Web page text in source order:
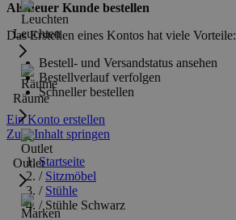
Leuchten
Räume
Outlet
Als neuer Kunde bestellen
Das Erstellen eines Kontos hat viele Vorteile:
Bestell- und Versandstatus ansehen
Bestellverlauf verfolgen
Schneller bestellen
Ein Konto erstellen
Zum Inhalt springen
Startseite
/ Sitzmöbel
/ Stühle
/ Stühle Schwarz